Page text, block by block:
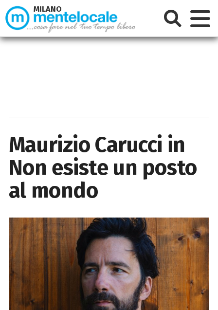
Maurizio Carucci in
Non esiste un posto
al mondo
MILANO